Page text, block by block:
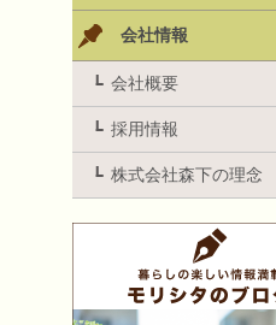
会社情報
会社概要
採用情報
株式会社森下の理念